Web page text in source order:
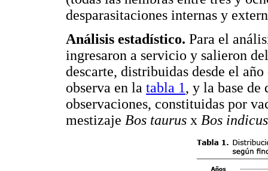
desparasitaciones internas y
Análisis estadístico. Para el
ingresaron a servicio y salieron
descarte, distribuidas desde el
observa en la tabla 1, y la base de
observaciones, constituidas por
mestizaje Bos taurus x Bos indicus